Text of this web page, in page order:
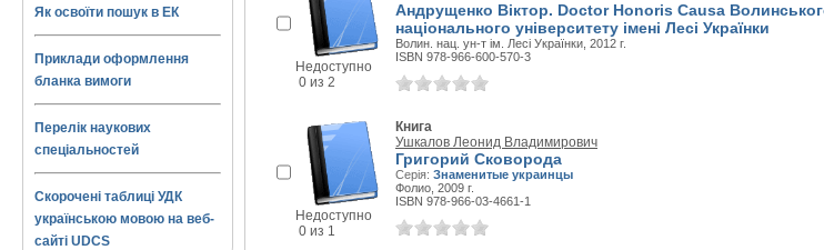
Як освоїти пошук в ЕК
Приклади оформлення
бланка вимоги
Перелік наукових
спеціальностей
Скорочені таблиці УДК
українською мовою на веб-
сайті UDCS
Недоступно
0 из 2
Андрущенко Віктор. Doctor Honoris Causa
національного університету імені Лесі Українки
Волин. нац. ун-т ім. Лесі Українки, 2012 г.
ISBN 978-966-600-570-3
Недоступно
0 из 1
Книга
Ушкалов Леонид Владимирович
Григорий Сковорода
Серія: Знаменитые украинцы
Фолио, 2009 г.
ISBN 978-966-03-4661-1